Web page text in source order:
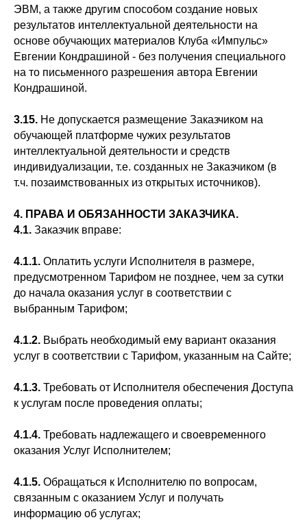
ЭВМ, а также другим способом создание новых
результатов интеллектуальной деятельности на
основе обучающих материалов Клуба «Импульс»
Евгении Кондрашиной - без получения специального
на то письменного разрешения автора Евгении
Кондрашиной.
3.15. Не допускается размещение Заказчиком на
обучающей платформе чужих результатов
интеллектуальной деятельности и средств
индивидуализации, т.е. созданных не Заказчиком (в
т.ч. позаимствованных из открытых источников).
4. ПРАВА И ОБЯЗАННОСТИ ЗАКАЗЧИКА.
4.1. Заказчик вправе:
4.1.1. Оплатить услуги Исполнителя в размере,
предусмотренном Тарифом не позднее, чем за сутки
до начала оказания услуг в соответствии с
выбранным Тарифом;
4.1.2. Выбрать необходимый ему вариант оказания
услуг в соответствии с Тарифом, указанным на Сайте;
4.1.3. Требовать от Исполнителя обеспечения Доступа
к услугам после проведения оплаты;
4.1.4. Требовать надлежащего и своевременного
оказания Услуг Исполнителем;
4.1.5. Обращаться к Исполнителю по вопросам,
связанным с оказанием Услуг и получать
информацию об услугах;